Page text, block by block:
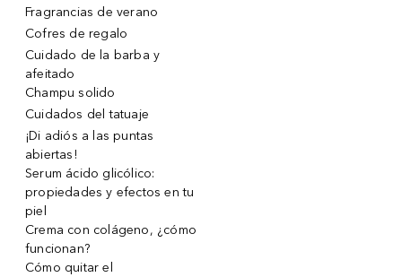
Fragrancias de verano
Cofres de regalo
Cuidado de la barba y
afeitado
Champu solido
Cuidados del tatuaje
¡Di adiós a las puntas
abiertas!
Serum ácido glicólico:
propiedades y efectos en tu
piel
Crema con colágeno, ¿cómo
funcionan?
Cómo quitar el